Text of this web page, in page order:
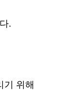
.
기 위해